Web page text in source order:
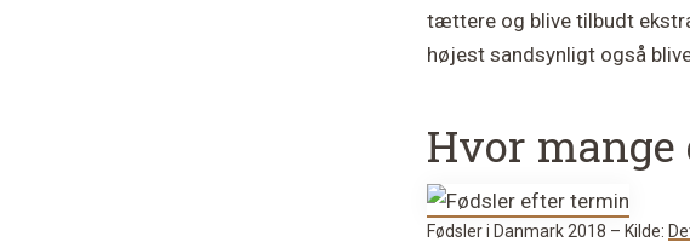
tættere og blive tilbudt
højest sandsynligt også
Hvor
Fødsler i Danmark 2018 – Kilde: